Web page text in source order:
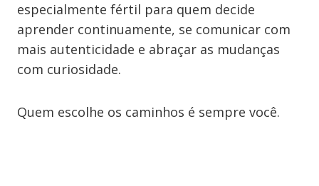
especialmente fértil para quem decide
aprender continuamente, se comunicar com
mais autenticidade e abraçar as mudanças
com curiosidade.
Quem escolhe os caminhos é sempre você.